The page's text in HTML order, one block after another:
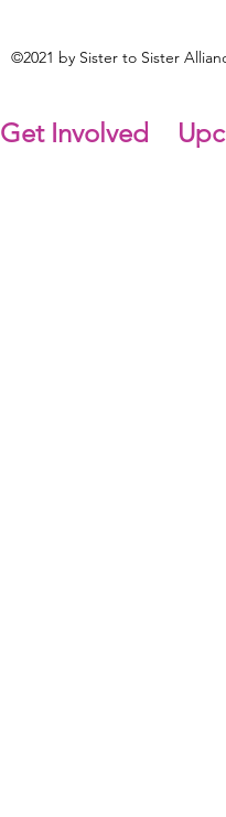
©2021 by Sister to Sister
Get Involved